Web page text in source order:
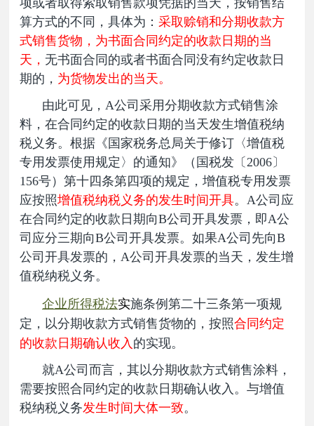
项或者取得索取销售款项凭据的当天，按销售结
算方式的不同，具体为：采取赊销和分期收款方
式销售货物，为书面合同约定的收款日期的当
天， 无书面合同的或者书面合同没有约定收款日
期的， 为货物发出的当天。
由此可见，A公司采用分期收款方式销售涂
料，在合同约定的收款日期的当天发生增值税纳
税义务。根据《国家税务总局关于修订〈增值税
专用发票使用规定〉的通知》（国税发〔2006〕
156号）第十四条第四项的规定，增值税专用发票
应按照增值税纳税义务的发生时间开具。A公司应
在合同约定的收款日期向B公司开具发票，即A公
司应分三期向B公司开具发票。如果A公司先向B
公司开具发票的，A公司开具发票的当天，发生增
值税纳税义务。
企业所得税法实施条例第二十三条第一项规
定，以分期收款方式销售货物的，按照合 同约定
的收款日期确认收入 的实现。
就A公司而言，其以分期收款方式销售涂料，
需要按照合同约定的收款日期确认收入。与增值
税纳税义务发生时间大体一致。